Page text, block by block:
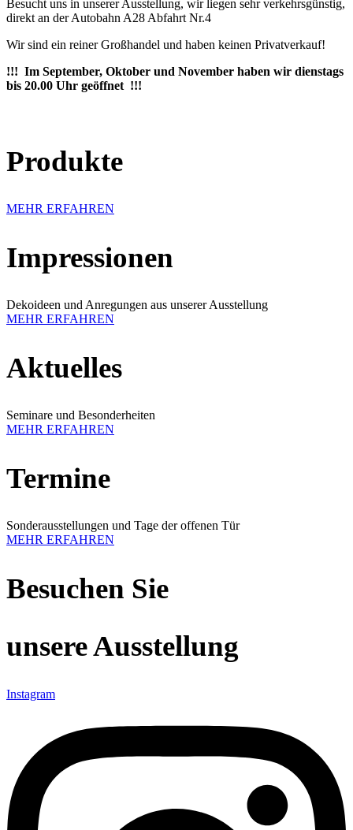
Besucht uns in unserer Ausstellung, wir liegen sehr verkehrsgünstig,
direkt an der Autobahn A28 Abfahrt Nr.4
Wir sind ein reiner Großhandel und haben keinen Privatverkauf!
!!! Im September, Oktober und November haben wir dienstags
bis 20.00 Uhr geöffnet !!!
Produkte
MEHR ERFAHREN
Impressionen
Dekoideen und Anregungen aus unserer Ausstellung
MEHR ERFAHREN
Aktuelles
Seminare und Besonderheiten
MEHR ERFAHREN
Termine
Sonderausstellungen und Tage der offenen Tür
MEHR ERFAHREN
Besuchen Sie
unsere Ausstellung
Instagram